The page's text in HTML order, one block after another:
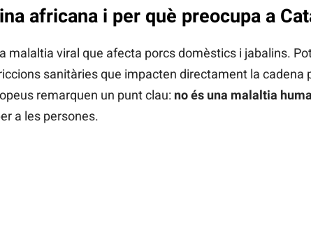
africana i per què preocupa a
malaltia viral que afecta porcs domèstics i jabalins.
sanitàries que impacten directament la cadena
remarquen un punt clau: no és una malaltia
a les persones.